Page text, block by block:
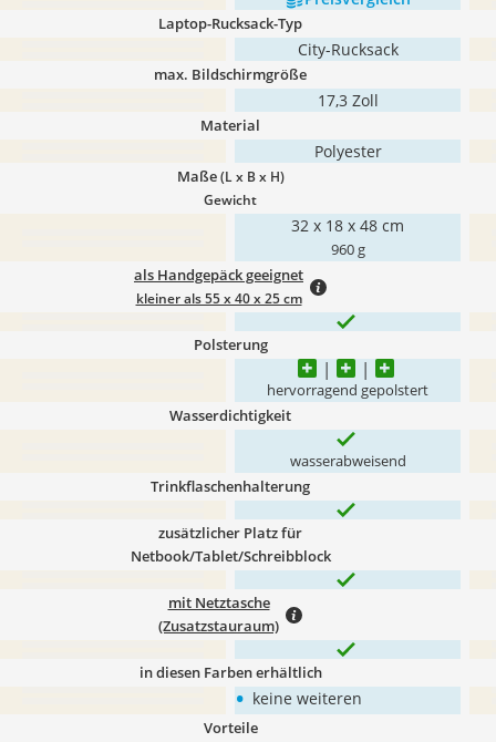
Laptop-Rucksack-Typ
City-Rucksack
max. Bildschirmgröße
17,3 Zoll
Material
Polyester
Maße(L x B x H)
Gewicht
32 x 18 x 48 cm
960 g
als Handgepäck geeignet
kleiner als 55 x 40 x 25 cm
Polsterung
hervorragend gepolstert
Wasserdichtigkeit
wasserabweisend
Trinkflaschenhalterung
zusätzlicher Platz für
Netbook/Tablet/Schreibblock
mit Netztasche
(Zusatzstauraum)
in diesen Farben erhältlich
• keine weiteren
Vorteile